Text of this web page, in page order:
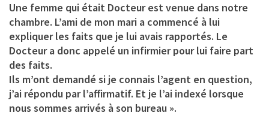
Une femme qui était Docteur est venue dans notre
chambre. L’ami de mon mari a commencé à lui
expliquer les faits que je lui avais rapportés. Le
Docteur a donc appelé un infirmier pour lui faire part
des faits.
Ils m’ont demandé si je connais l’agent en question,
j’ai répondu par l’affirmatif. Et je l’ai indexé lorsque
nous sommes arrivés à son bureau ».